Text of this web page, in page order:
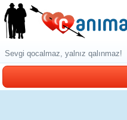
Sevgi qocalmaz, yalnız qalınmaz!